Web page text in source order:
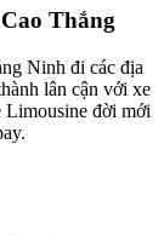
Thắng
Ninh đi các địa
lân cận với xe
Limousine đời mới